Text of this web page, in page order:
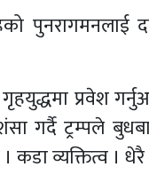
पुनरागमनलाई
प्रवेश
गर्दै ट्रम्पले
व्यक्तित्व ।